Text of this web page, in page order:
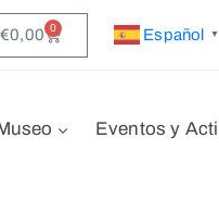
€0,00 0 Español ▼
Eventos y